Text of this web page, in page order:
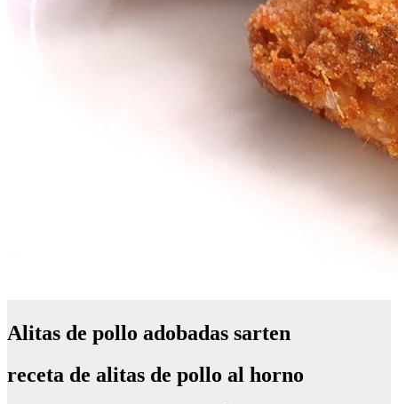
Alitas de pollo adobadas sarten
receta de alitas de pollo al horno